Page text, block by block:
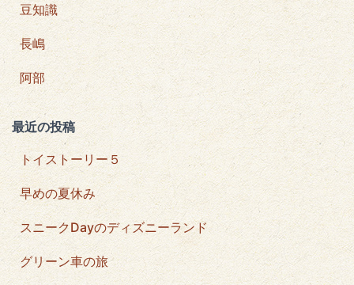
豆知識
長嶋
阿部
最近の投稿
トイストーリー５
早めの夏休み
スニークDayのディズニーランド
グリーン車の旅